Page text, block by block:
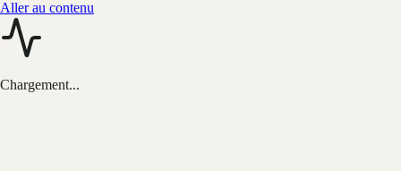
Aller au contenu
Chargement...